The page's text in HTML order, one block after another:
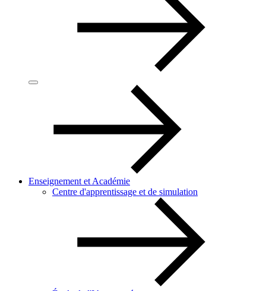
Enseignement et Académie
Centre d'apprentissage et de simulation